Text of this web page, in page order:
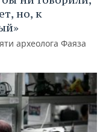
но, к
археолога Фаяза